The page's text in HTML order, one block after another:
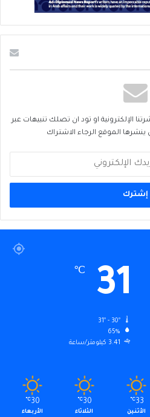
الإلكترونية او تود ان تصلك تنبيهات عبر
ينشرها الموقع الرجاء الاشتراك
31
℃
65%
3.41 كيلومتر/ساعة
33
℃
الأثنين
30
℃
الثلاثاء
30
℃
الأربعاء